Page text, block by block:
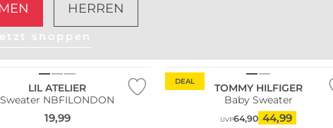
HERREN
shoppen
LIL ATELIER
Sweater NBFILONDON
19,99
DEAL
TOMMY HILFIGER
Baby Sweater
UVP64,90 44,99